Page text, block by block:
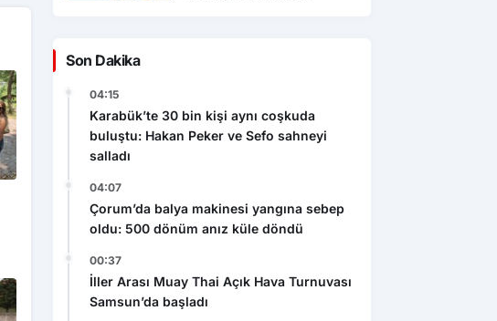
Son Dakika
04:15
Karabük’te 30 bin kişi aynı coşkuda
buluştu: Hakan Peker ve Sefo sahneyi
salladı
04:07
Çorum’da balya makinesi yangına sebep
oldu: 500 dönüm anız küle döndü
00:37
İller Arası Muay Thai Açık Hava Turnuvası
Samsun’da başladı